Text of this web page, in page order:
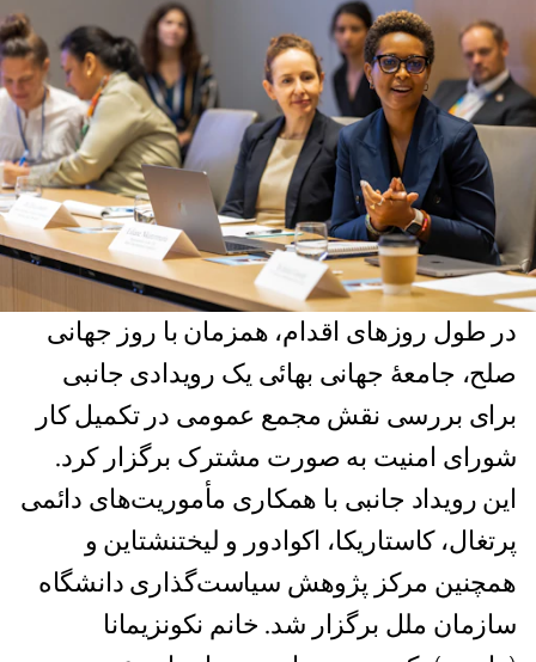
در طول روزهای اقدام، همزمان با روز جهانی
صلح، جامعهٔ جهانی بهائی یک رویدادی جانبی
برای بررسی نقش مجمع عمومی در تکمیل کار
شورای امنیت به صورت مشترک برگزار کرد.
این رویداد جانبی با همکاری مأموریت‌های دائمی
پرتغال، کاستاریکا، اکوادور و لیختنشتاین و
همچنین مرکز پژوهش سیاست‌گذاری دانشگاه
سازمان ملل برگزار شد. خانم نکونزیمانا